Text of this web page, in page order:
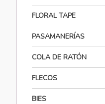
FLORAL TAPE
PASAMANERÍAS
COLA DE RATÓN
FLECOS
BIES